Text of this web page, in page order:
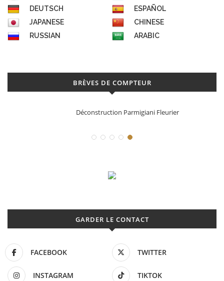
DEUTSCH
ESPAÑOL
JAPANESE
CHINESE
RUSSIAN
ARABIC
BRÈVES DE COMPTEUR
Déconstruction Parmigiani Fleurier
GARDER LE CONTACT
FACEBOOK TWITTER
INSTAGRAM TIKTOK